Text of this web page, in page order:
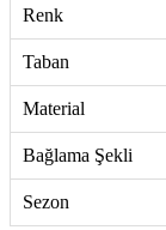
Renk
Taban
Material
Bağlama Şekli
Sezon